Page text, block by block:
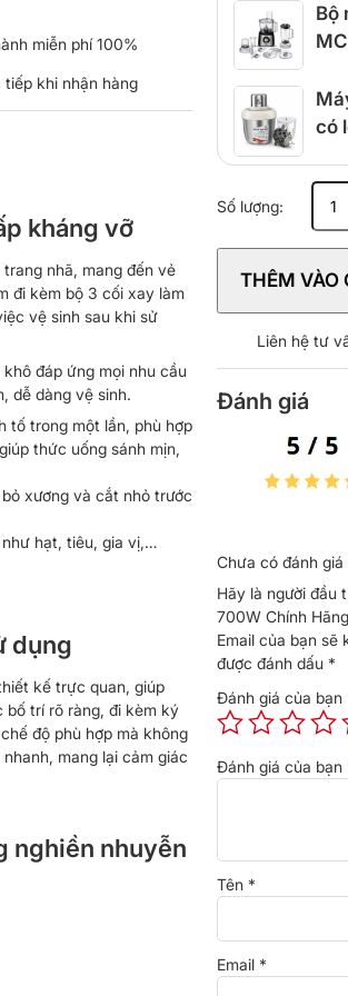
miễn phí 100%
khi nhận hàng
kháng vỡ
nhã, mang đến vẻ
đi kèm bộ 3 cối xay làm
vệ sinh sau khi sử
đáp ứng mọi nhu cầu
dễ dàng vệ sinh.
tố trong một lần, phù hợp
thức uống sánh mịn,
xương và cắt nhỏ trước
hạt, tiêu, gia vị,…
dụng
kế trực quan, giúp
bố trí rõ ràng, đi kèm ký
độ phù hợp mà không
mang lại cảm giác
nghiền nhuyễn
bén, giúp nghiền
lưỡi dao tối ưu, sản
Bộ
có
Số lượng:
Máy
xay
Philips
700W
Hãng
lượng
THÊM VÀO
Liên hệ tư
Đánh giá
Chưa có đánh giá
Hãy là người đầu
700W Chính
Email của bạn sẽ
được đánh dấu *
Đánh giá của bạn
Đánh giá của bạn
Tên *
Email *